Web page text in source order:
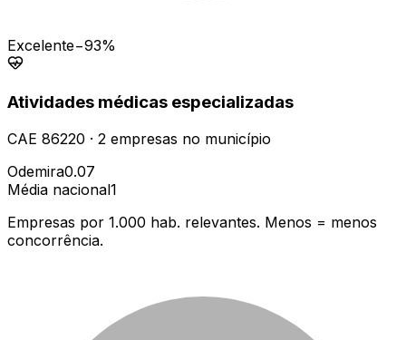
Excelente−93%
Atividades médicas especializadas
CAE 86220 · 2 empresas no município
Odemira0.07
Média nacional1
Empresas por 1.000 hab. relevantes. Menos = menos
concorrência.